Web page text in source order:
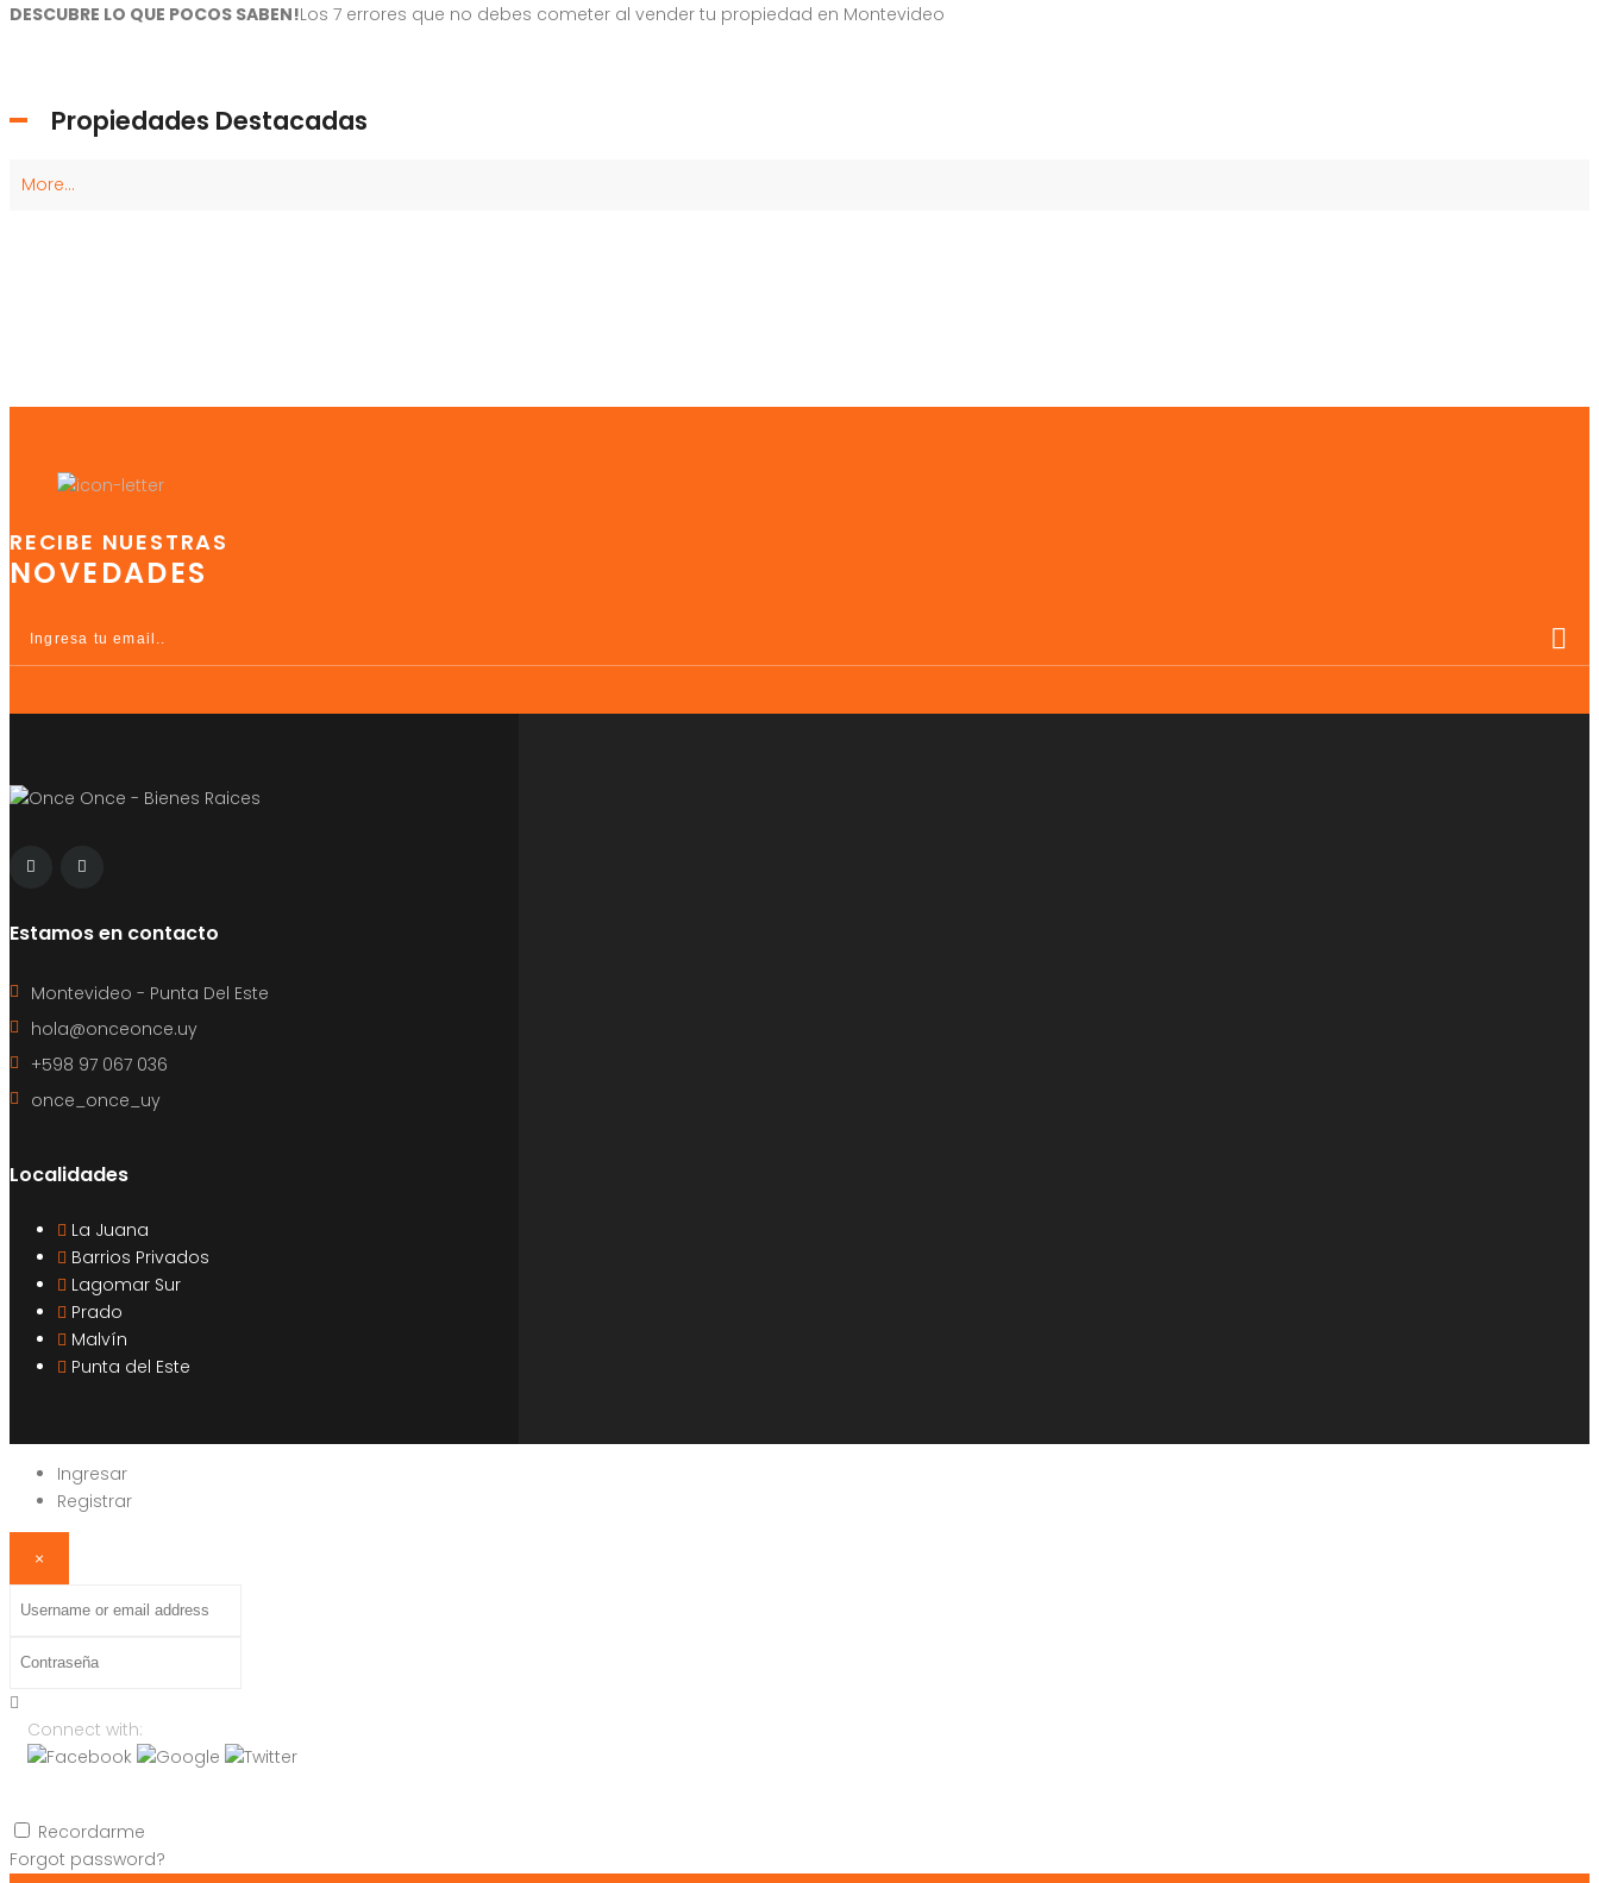
DESCUBRE LO QUE POCOS SABEN!Los 7 errores que no debes cometer al vender tu propiedad en Montevideo
Propiedades Destacadas
More...
RECIBE NUESTRAS
NOVEDADES
Estamos en contacto
Montevideo - Punta Del Este
hola@onceonce.uy
+598 97 067 036
once_once_uy
Localidades
La Juana
Barrios Privados
Lagomar Sur
Prado
Malvín
Punta del Este
Ingresar
Registrar
×
or
email
Connect with:
Recordarme
Forgot password?